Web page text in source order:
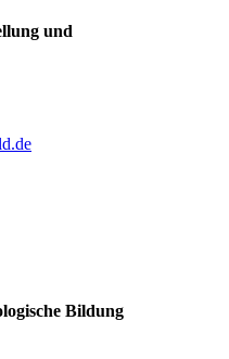
und
.de
Bildung